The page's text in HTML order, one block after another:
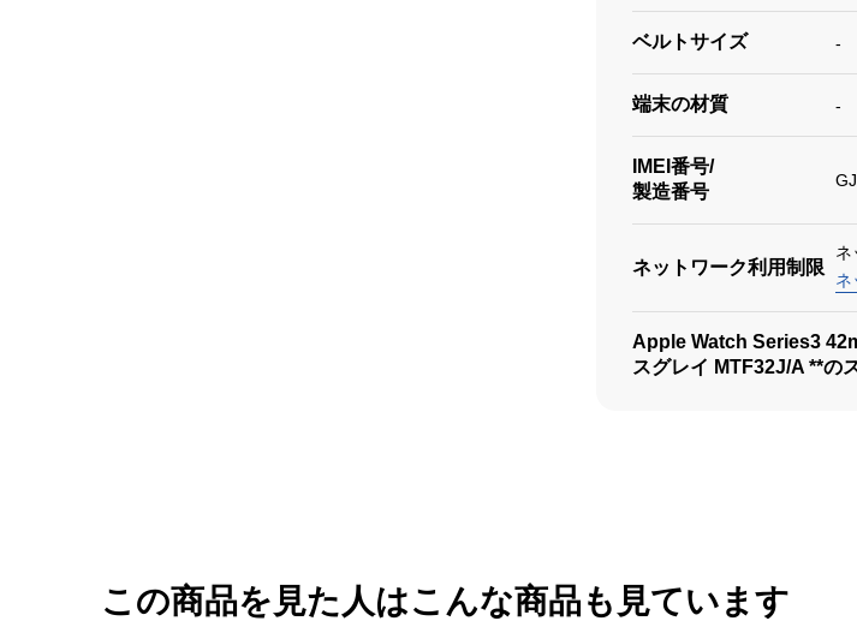
ベルトサイズ -
端末の材質 -
IMEI番号/
製造番号
ネットワーク利用制限
ネ
ネ
Apple Watch Series3
スグレイ MTF32J/A **の
この商品を見た人はこんな商品も見ています